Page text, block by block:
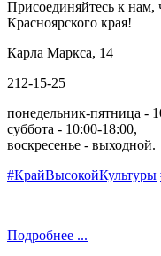
Присоединяйтесь к нам,
Красноярского края!
Карла Маркса, 14
212-15-25
понедельник-пятница -
суббота - 10:00-18:00,
воскресенье - выходной.
#КрайВысокойКультуры
Подробнее ...